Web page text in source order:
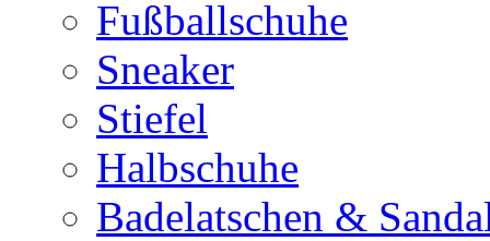
Fußballschuhe
Sneaker
Stiefel
Halbschuhe
Badelatschen &